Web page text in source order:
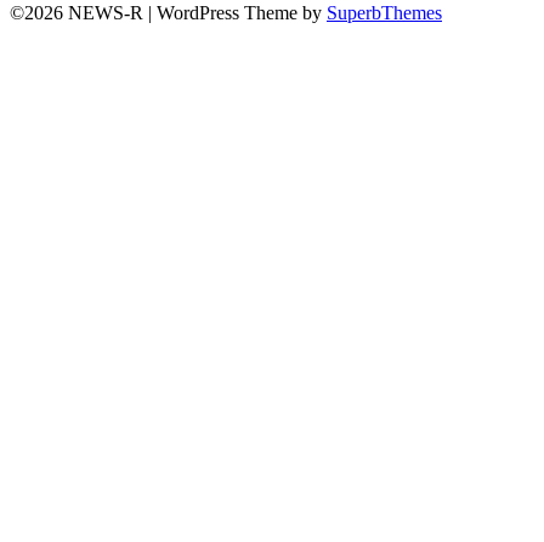
©2026 NEWS-R | WordPress Theme by SuperbThemes